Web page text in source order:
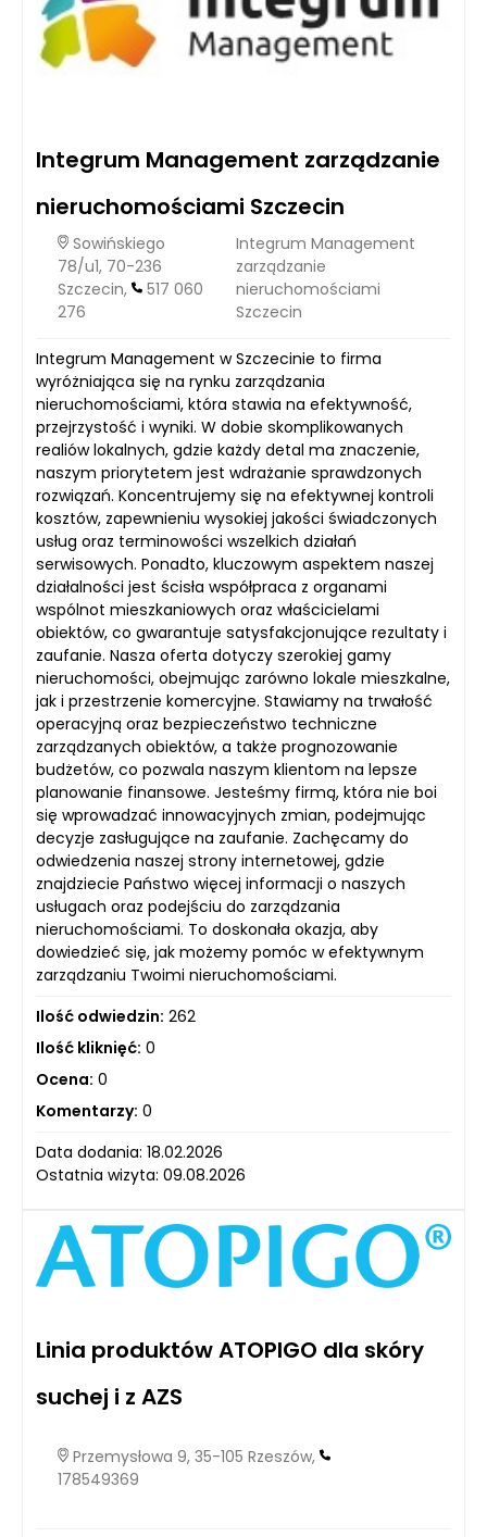
Integrum Management zarządzanie
nieruchomościami Szczecin
Sowińskiego
78/u1, 70-236
Szczecin,
517 060
276
Integrum Management
zarządzanie
nieruchomościami
Szczecin
Integrum Management w Szczecinie to firma
wyróżniająca się na rynku zarządzania
nieruchomościami, która stawia na efektywność,
przejrzystość i wyniki. W dobie skomplikowanych
realiów lokalnych, gdzie każdy detal ma znaczenie,
naszym priorytetem jest wdrażanie sprawdzonych
rozwiązań. Koncentrujemy się na efektywnej kontroli
kosztów, zapewnieniu wysokiej jakości świadczonych
usług oraz terminowości wszelkich działań
serwisowych. Ponadto, kluczowym aspektem naszej
działalności jest ścisła współpraca z organami
wspólnot mieszkaniowych oraz właścicielami
obiektów, co gwarantuje satysfakcjonujące rezultaty i
zaufanie. Nasza oferta dotyczy szerokiej gamy
nieruchomości, obejmując zarówno lokale mieszkalne,
jak i przestrzenie komercyjne. Stawiamy na trwałość
operacyjną oraz bezpieczeństwo techniczne
zarządzanych obiektów, a także prognozowanie
budżetów, co pozwala naszym klientom na lepsze
planowanie finansowe. Jesteśmy firmą, która nie boi
się wprowadzać innowacyjnych zmian, podejmując
decyzje zasługujące na zaufanie. Zachęcamy do
odwiedzenia naszej strony internetowej, gdzie
znajdziecie Państwo więcej informacji o naszych
usługach oraz podejściu do zarządzania
nieruchomościami. To doskonała okazja, aby
dowiedzieć się, jak możemy pomóc w efektywnym
zarządzaniu Twoimi nieruchomościami.
Ilość odwiedzin: 262
Ilość kliknięć: 0
Ocena: 0
Komentarzy: 0
Data dodania: 18.02.2026
Ostatnia wizyta: 09.08.2026
Linia produktów ATOPIGO dla skóry
suchej i z AZS
Przemysłowa 9, 35-105 Rzeszów,
178549369